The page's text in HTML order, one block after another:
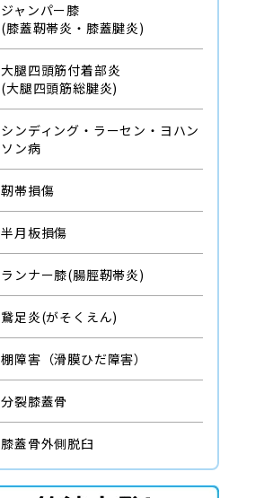
ジャンパー膝
(膝蓋靭帯炎・膝蓋腱炎)
大腿四頭筋付着部炎
(大腿四頭筋総腱炎)
シンディング・ラーセン・ヨハン
ソン病
靭帯損傷
半月板損傷
ランナー膝(腸脛靭帯炎)
鵞足炎(がそくえん)
棚障害（滑膜ひだ障害）
分裂膝蓋骨
膝蓋骨外側脱臼